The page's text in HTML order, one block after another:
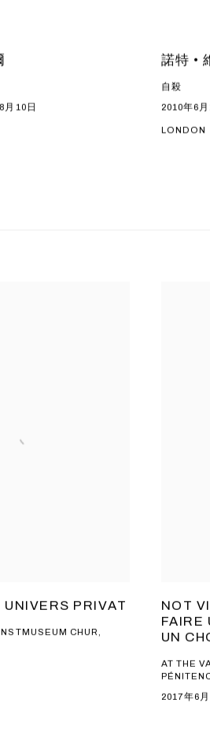
月10日
諾特 •
自殺
2010年6
LONDON
UNIVERS PRIVAT
CHUR,
NOT
FAIRE
UN
AT THE
2017年6